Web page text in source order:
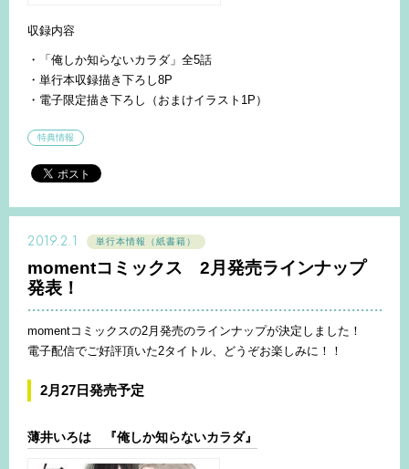
収録内容
・「俺しか知らないカラダ」全5話
・単行本収録描き下ろし8P
・電子限定描き下ろし（おまけイラスト1P）
特典情報
2019.2.1 単行本情報（紙書籍）
momentコミックス 2月発売ラインナップ
発表！
momentコミックスの2月発売のラインナップが決定しました！
電子配信でご好評頂いた2タイトル、どうぞお楽しみに！！
2月27日発売予定
薄井いろは 『俺しか知らないカラダ』